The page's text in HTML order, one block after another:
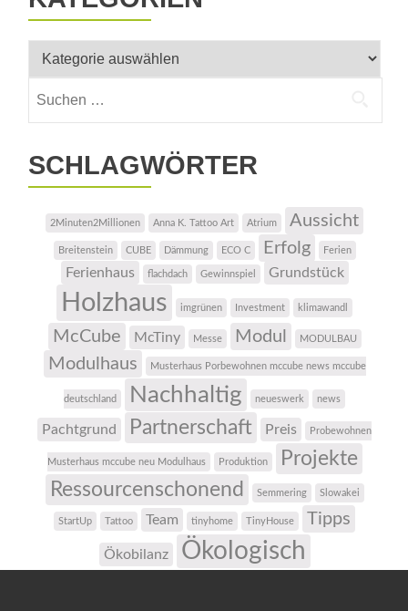
Kategorien
nach:
SCHLAGWÖRTER
2Minuten2Millionen Anna K. Tattoo Art Atrium Aussicht
Breitenstein CUBE Dämmung ECO C Erfolg Ferien
Ferienhaus flachdach Gewinnspiel Grundstück
Holzhaus imgrünen Investment klimawandl
McCube McTiny Messe Modul MODULBAU
Modulhaus Musterhaus Porbewohnen mccube news mccube
deutschland Nachhaltig neueswerk news
Pachtgrund Partnerschaft Preis Probewohnen
Musterhaus mccube neu Modulhaus Produktion
Projekte
Ressourcenschonend
Semmering Slowakei
StartUp Tattoo Team tinyhome TinyHouse Tipps
Ökobilanz Ökologisch